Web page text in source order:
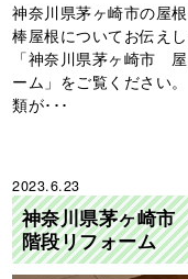
神奈川県茅ヶ崎市の屋
棒屋根についてお伝え
「神奈川県茅ヶ崎市
ーム」をご覧ください
類が･･･
2023.6.23
神奈川県茅ヶ崎
階段リフォーム